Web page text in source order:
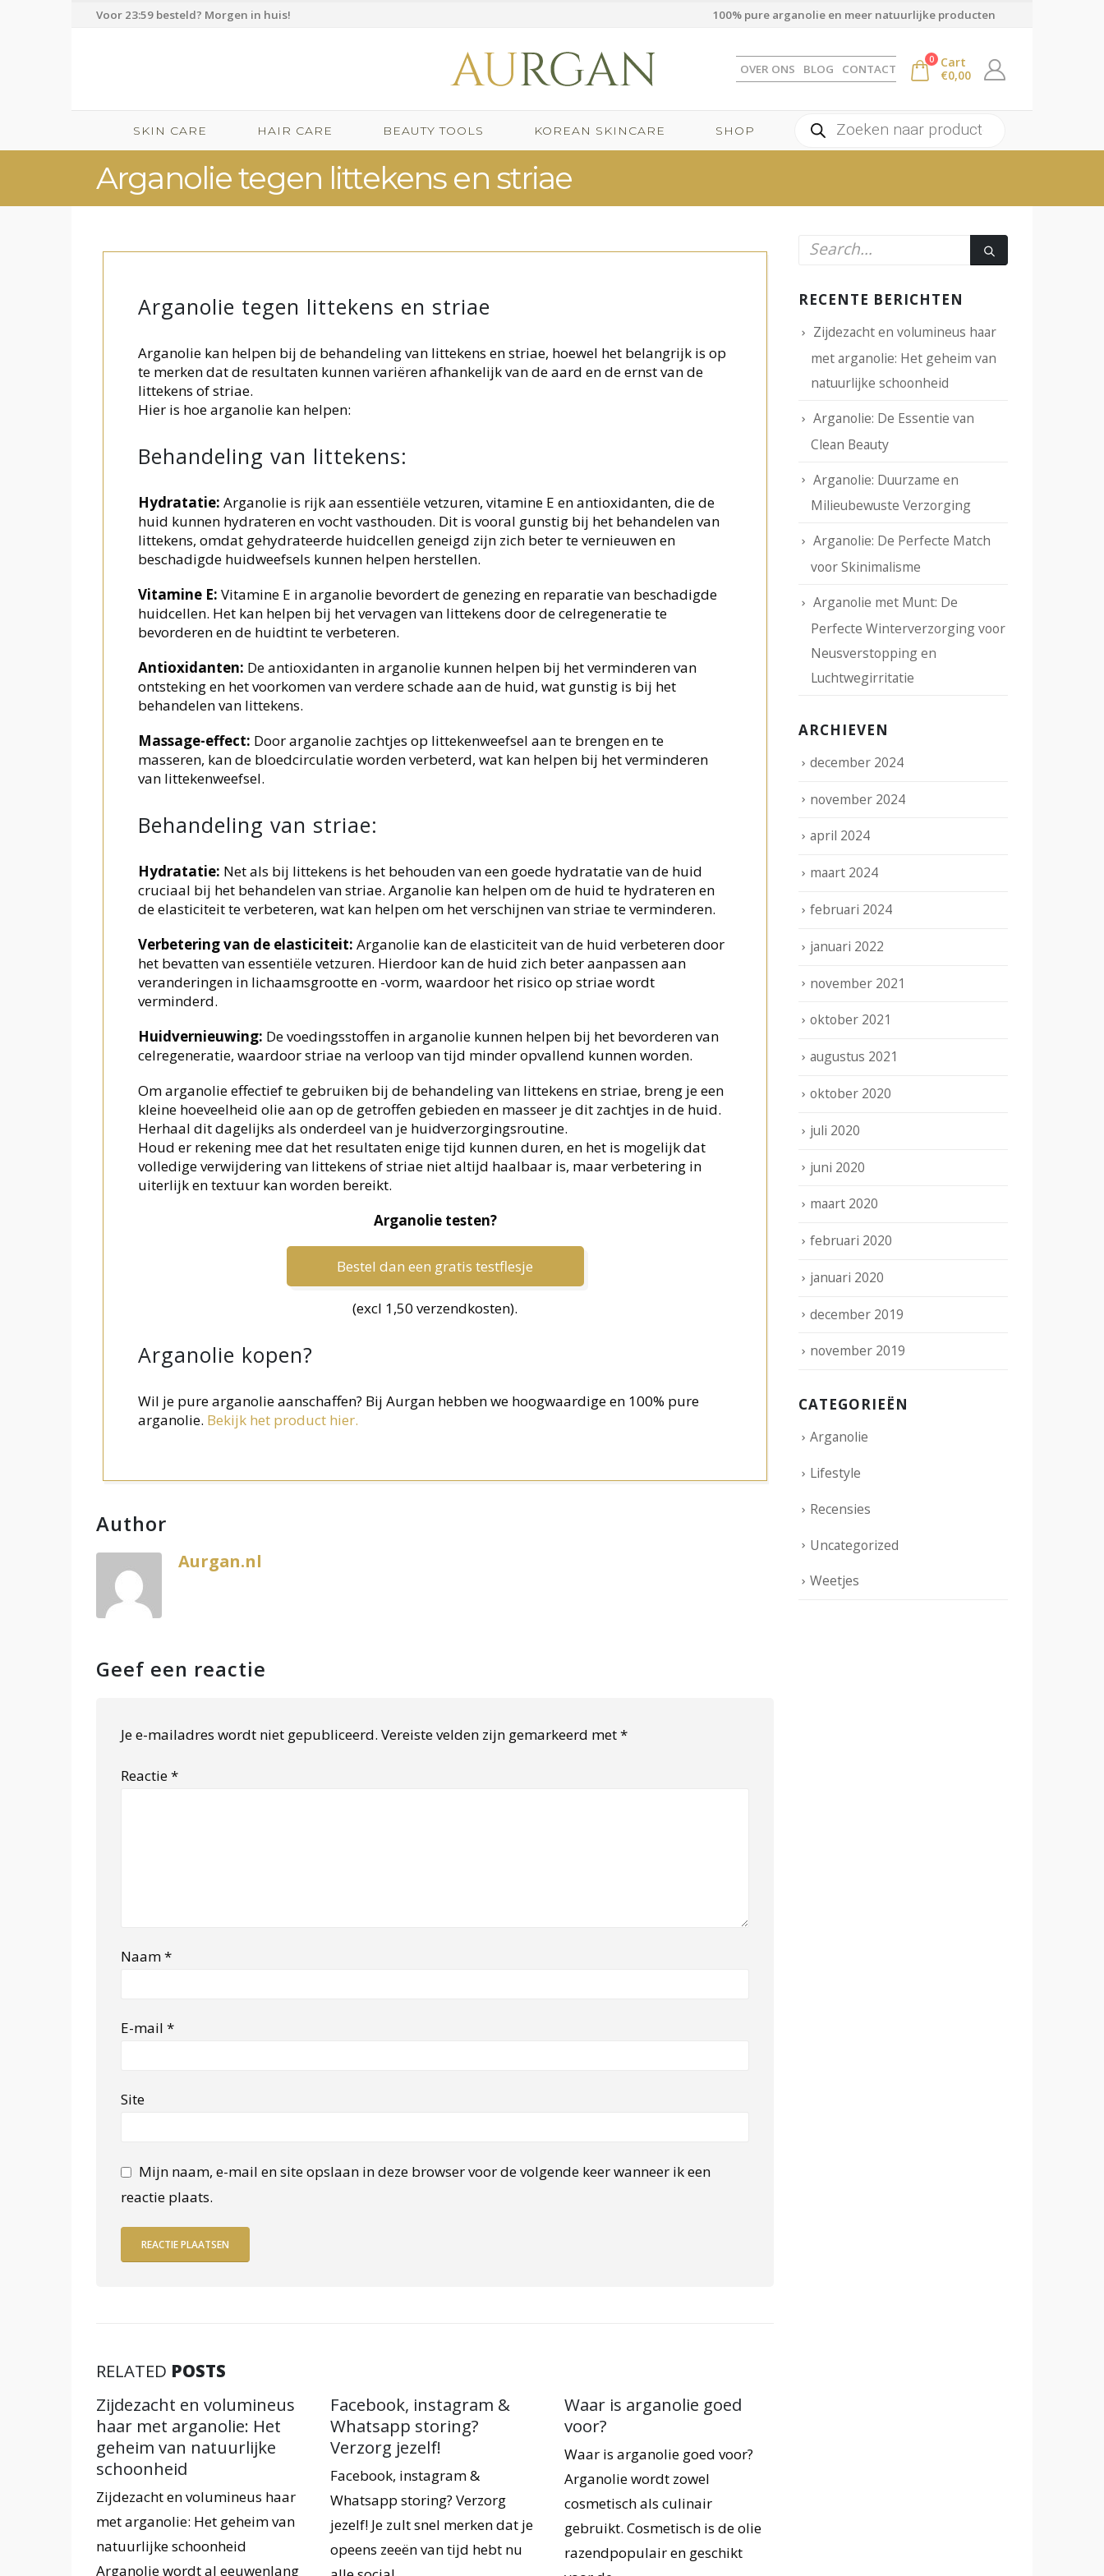
Voor 23:59 besteld? Morgen in huis! 100% pure arganolie en meer natuurlijke producten
OVER ONS BLOG CONTACT
0
Cart
€0,00
SKIN CARE HAIR CARE BEAUTY TOOLS KOREAN SKINCARE SHOP
Producten
zoeken
Arganolie tegen littekens en striae
Arganolie tegen littekens en striae
Arganolie kan helpen bij de behandeling van littekens en striae, hoewel het belangrijk is op
te merken dat de resultaten kunnen variëren afhankelijk van de aard en de ernst van de
littekens of striae.
Hier is hoe arganolie kan helpen:
Behandeling van littekens:
Hydratatie: Arganolie is rijk aan essentiële vetzuren, vitamine E en antioxidanten, die de
huid kunnen hydrateren en vocht vasthouden. Dit is vooral gunstig bij het behandelen van
littekens, omdat gehydrateerde huidcellen geneigd zijn zich beter te vernieuwen en
beschadigde huidweefsels kunnen helpen herstellen.
Vitamine E: Vitamine E in arganolie bevordert de genezing en reparatie van beschadigde
huidcellen. Het kan helpen bij het vervagen van littekens door de celregeneratie te
bevorderen en de huidtint te verbeteren.
Antioxidanten: De antioxidanten in arganolie kunnen helpen bij het verminderen van
ontsteking en het voorkomen van verdere schade aan de huid, wat gunstig is bij het
behandelen van littekens.
Massage-effect: Door arganolie zachtjes op littekenweefsel aan te brengen en te
masseren, kan de bloedcirculatie worden verbeterd, wat kan helpen bij het verminderen
van littekenweefsel.
Behandeling van striae:
Hydratatie: Net als bij littekens is het behouden van een goede hydratatie van de huid
cruciaal bij het behandelen van striae. Arganolie kan helpen om de huid te hydrateren en
de elasticiteit te verbeteren, wat kan helpen om het verschijnen van striae te verminderen.
Verbetering van de elasticiteit: Arganolie kan de elasticiteit van de huid verbeteren door
het bevatten van essentiële vetzuren. Hierdoor kan de huid zich beter aanpassen aan
veranderingen in lichaamsgrootte en -vorm, waardoor het risico op striae wordt
verminderd.
Huidvernieuwing: De voedingsstoffen in arganolie kunnen helpen bij het bevorderen van
celregeneratie, waardoor striae na verloop van tijd minder opvallend kunnen worden.
Om arganolie effectief te gebruiken bij de behandeling van littekens en striae, breng je een
kleine hoeveelheid olie aan op de getroffen gebieden en masseer je dit zachtjes in de huid.
Herhaal dit dagelijks als onderdeel van je huidverzorgingsroutine.
Houd er rekening mee dat het resultaten enige tijd kunnen duren, en het is mogelijk dat
volledige verwijdering van littekens of striae niet altijd haalbaar is, maar verbetering in
uiterlijk en textuur kan worden bereikt.
Arganolie testen?
Bestel dan een gratis testflesje
(excl 1,50 verzendkosten).
Arganolie kopen?
Wil je pure arganolie aanschaffen? Bij Aurgan hebben we hoogwaardige en 100% pure
arganolie. Bekijk het product hier.
Author
Aurgan.nl
Geef een reactie
Je e-mailadres wordt niet gepubliceerd. Vereiste velden zijn gemarkeerd met*
Reactie*
Naam*
E-mail *
Site
Mijn naam, e-mail en site opslaan in deze browser voor de volgende keer wanneer ik een
reactie plaats.
RELATED POSTS
en volumineus
met arganolie: Het
van natuurlijke
en volumineus haar
arganolie: Het geheim van
schoonheid
wordt al eeuwenlang
Facebook, instagram &
Whatsapp storing?
Verzorg jezelf!
Facebook, instagram &
Whatsapp storing? Verzorg
jezelf! Je zult snel merken dat je
opeens zeeën van tijd hebt nu
Waar is arganolie goed
voor?
Waar is arganolie goed voor?
Arganolie wordt zowel
cosmetisch als culinair
gebruikt. Cosmetisch is de olie
razendpopulair en geschikt
Arganolie bij fijne lijntjes
Arganolie bij fijne lijntjes en
rimpels Arganolie heeft enkele
voordelen als het gaat om de
behandeling van fijne lijntjes en
rimpels,...
RECENTE BERICHTEN
Zijdezacht en volumineus haar
met arganolie: Het geheim van
natuurlijke schoonheid
Arganolie: De Essentie van
Clean Beauty
Arganolie: Duurzame en
Milieubewuste Verzorging
Arganolie: De Perfecte Match
voor Skinimalisme
Arganolie met Munt: De
Perfecte Winterverzorging voor
Neusverstopping en
Luchtwegirritatie
ARCHIEVEN
december 2024
november 2024
april 2024
maart 2024
februari 2024
januari 2022
november 2021
oktober 2021
augustus 2021
oktober 2020
juli 2020
juni 2020
maart 2020
februari 2020
januari 2020
december 2019
november 2019
CATEGORIEËN
Arganolie
Lifestyle
Recensies
Uncategorized
Weetjes